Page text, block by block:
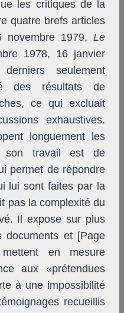
les critiques de la
quatre brefs articles
novembre 1979, Le
1978, 16 janvier
seulement
des résultats de
ce qui excluait
exhaustives.
longuement les
son travail est de
permet de répondre
lui sont faites par la
pas la complexité du
Il expose sur plus
documents et [Page
en mesure
aux «prétendues
à une impossibilité
recueillis